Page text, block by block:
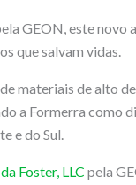
GEON, este
que salvam vidas.
materiais de alto
a Formerra
e do Sul.
Foster, LLC pela